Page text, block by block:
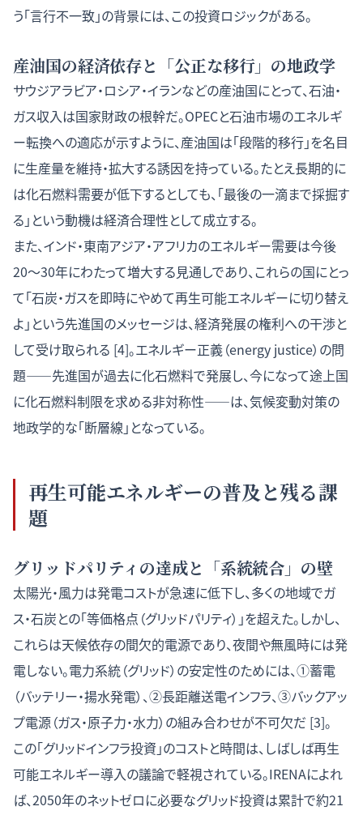
う「言行不一致」の背景には、この投資ロジックがある。
産油国の経済依存と「公正な移行」の地政学
サウジアラビア・ロシア・イランなどの産油国にとって、石油・
ガス収入は国家財政の根幹だ。OPECと石油市場のエネルギ
ー転換への適応が示すように、産油国は「段階的移行」を名目
に生産量を維持・拡大する誘因を持っている。たとえ長期的に
は化石燃料需要が低下するとしても、「最後の一滴まで採掘す
る」という動機は経済合理性として成立する。
また、インド・東南アジア・アフリカのエネルギー需要は今後
20〜30年にわたって増大する見通しであり、これらの国にとっ
て「石炭・ガスを即時にやめて再生可能エネルギーに切り替え
よ」という先進国のメッセージは、経済発展の権利への干渉と
して受け取られる [4]。エネルギー正義（energy justice）の問
題——先進国が過去に化石燃料で発展し、今になって途上国
に化石燃料制限を求める非対称性——は、気候変動対策の
地政学的な「断層線」となっている。
再生可能エネルギーの普及と残る課
題
グリッドパリティの達成と「系統統合」の壁
太陽光・風力は発電コストが急速に低下し、多くの地域でガ
ス・石炭との「等価格点（グリッドパリティ）」を超えた。しかし、
これらは天候依存の間欠的電源であり、夜間や無風時には発
電しない。電力系統（グリッド）の安定性のためには、①蓄電
（バッテリー・揚水発電）、②長距離送電インフラ、③バックアッ
プ電源（ガス・原子力・水力）の組み合わせが不可欠だ [3]。
この「グリッドインフラ投資」のコストと時間は、しばしば再生
可能エネルギー導入の議論で軽視されている。IRENAによれ
ば、2050年のネットゼロに必要なグリッド投資は累計で約21